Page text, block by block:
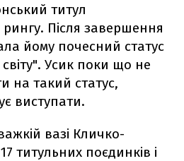
титул
Після завершення
йому почесний статус
Усик поки що не
на такий статус,
виступати.
вазі Кличко-
титульних поєдинків і